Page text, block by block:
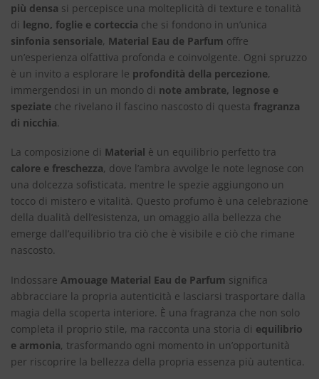
più densa si percepisce una molteplicità di texture e tonalità
di legno, foglie e corteccia che si fondono in un’unica
sinfonia sensoriale, Material Eau de Parfum offre
un’esperienza olfattiva profonda e coinvolgente. Ogni spruzzo
è un invito a esplorare le profondità della percezione,
immergendosi in un mondo di note ambrate, legnose e
speziate che rivelano il fascino nascosto di questa fragranza
di nicchia.
La composizione di Material è un equilibrio perfetto tra
calore e freschezza, dove l’ambra avvolge le note legnose con
una dolcezza sofisticata, mentre le spezie aggiungono un
tocco di mistero e vitalità. Questo profumo è una celebrazione
della dualità dell’esistenza, un omaggio alla bellezza che
emerge dall’equilibrio tra ciò che è visibile e ciò che rimane
nascosto.
Indossare Amouage Material Eau de Parfum significa
abbracciare la propria autenticità e lasciarsi trasportare dalla
magia della scoperta interiore. È una fragranza che non solo
completa il proprio stile, ma racconta una storia di equilibrio
e armonia, trasformando ogni momento in un’opportunità
per riscoprire la bellezza della propria essenza più autentica.